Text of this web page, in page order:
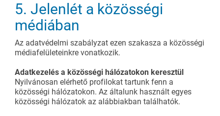
5. Jelenlét a közösségi
médiában
Az adatvédelmi szabályzat ezen szakasza a közösségi
médiafelületeinkre vonatkozik.
Adatkezelés a közösségi hálózatokon keresztül
Nyilvánosan elérhető profilokat tartunk fenn a
közösségi hálózatokon. Az általunk használt egyes
közösségi hálózatok az alábbiakban találhatók.